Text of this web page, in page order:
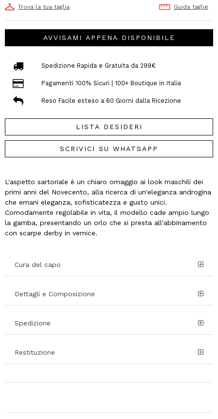
Trova la tua taglia Guida taglie
AVVISAMI APPENA DISPONIBILE
Spedizione Rapida e Gratuita da 299€
Pagamenti 100% Sicuri | 100+ Boutique in Italia
Reso Facile esteso a 60 Giorni dalla Ricezione
LISTA DESIDERI
SCRIVICI SU WHATSAPP
L'aspetto sartoriale è un chiaro omaggio ai look maschili dei
primi anni del Novecento, alla ricerca di un'eleganza androgina
che emani eleganza, sofisticatezza e gusto unici.
Comodamente regolabile in vita, il modello cade ampio lungo
la gamba, presentando un orlo che si presta all'abbinamento
con scarpe derby in vernice.
Cura del capo
Dettagli e Composizione
Spedizione
Restituzione